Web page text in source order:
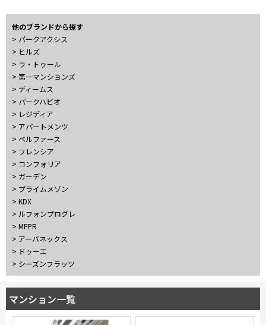
他のブランドから探す
> パークアクシス
> ヒルズ
> ラ・トゥール
> 第一マンションズ
> ディームス
> パークハビオ
> レジディア
> アパートメンツ
> ベルファース
> フレンシア
> コンフォリア
> ガーデン
> プライムメゾン
> KDX
> ルフォンプログレ
> MFPR
> アーバネックス
> ドゥーエ
> シーズンフラッツ
マンション一覧
5年以内
10年以内
15年以内
25年以内
駅から徒歩
指定なし
3分以内
10分以内
他条件
当社限定物件
専任物件
三井の賃貸物件
申込無し物件のみ表示
ペット可・相談
楽器可・相談